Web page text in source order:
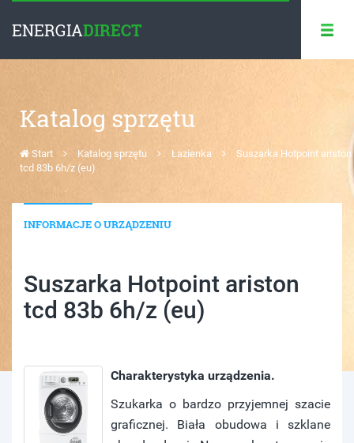
ENERGIADIRECT
Katalog sprzętu
Start Katalog sprzętu Łazienka
Suszarka Hotpoint ariston
tcd 83b 6h/z (eu)
INFORMACJE O URZĄDZENIU
Suszarka Hotpoint ariston
tcd 83b 6h/z (eu)
Charakterystyka urządzenia.
Szukarka o bardzo przyjemnej szacie
graficznej. Biała obudowa i szklane